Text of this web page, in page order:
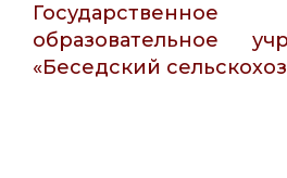
образовательное
«Беседский